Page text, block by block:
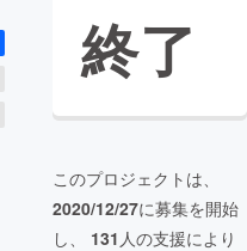
終了
このプロジェクトは、
2020/12/27に募集を開始
し、 131 人の支援により